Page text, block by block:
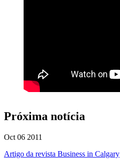
Próxima notícia
Oct 06 2011
Artigo da revista Business in Calgary